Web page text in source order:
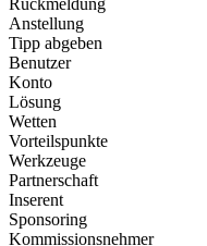
Anstellung
Tipp abgeben
Benutzer
Konto
Lösung
Wetten
Vorteilspunkte
Werkzeuge
Partnerschaft
Inserent
Sponsoring
Kommissionsnehmer